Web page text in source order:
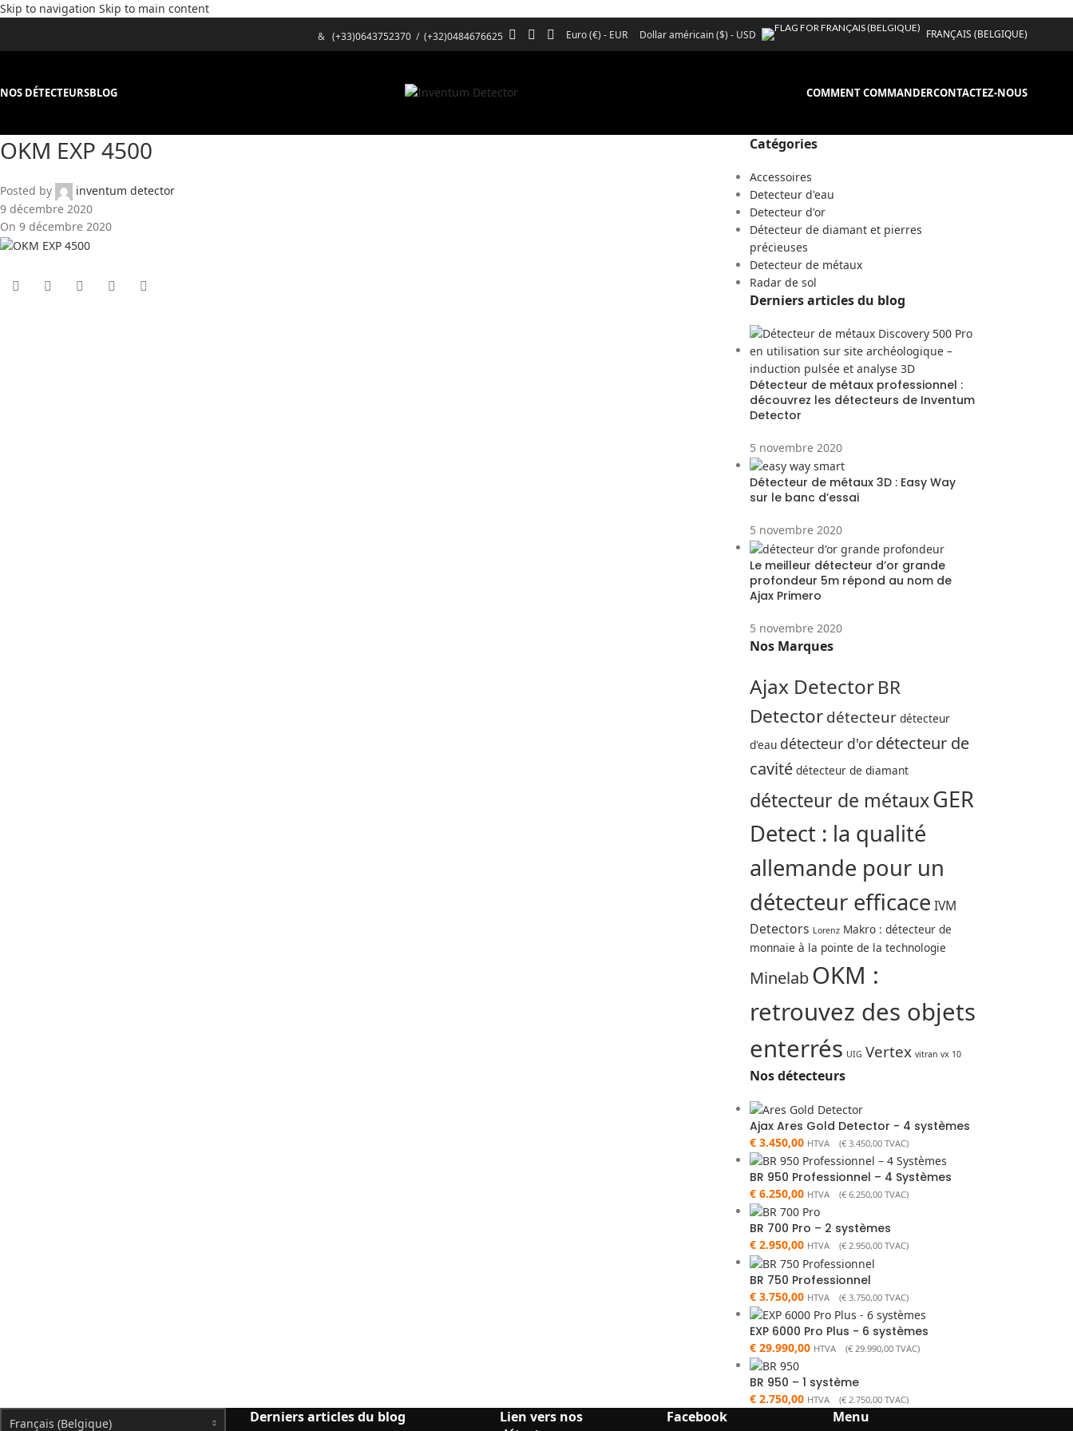
Skip to navigation Skip to main content
& (+33)0643752370/ (+32)0484676625 Euro (€) - EUR Dollar américain ($) - USD FRANÇAIS (BELGIQUE)
NOS DÉTECTEURSBLOG COMMENT COMMANDERCONTACTEZ-NOUS
OKM EXP 4500
Posted by
inventum detector
9 décembre 2020
On 9 décembre 2020
Catégories
Accessoires
Detecteur d'eau
Detecteur d'or
Détecteur de diamant et pierres
précieuses
Detecteur de métaux
Radar de sol
Derniers articles du blog
Détecteur de métaux professionnel :
découvrez les détecteurs de Inventum
Detector
5 novembre 2020
Détecteur de métaux 3D : Easy Way
sur le banc d’essai
5 novembre 2020
Le meilleur détecteur d’or grande
profondeur 5m répond au nom de
Ajax Primero
5 novembre 2020
Nos Marques
Ajax DetectorBR
Detectordétecteur détecteur
d'eau détecteur d'or détecteur de
cavité détecteur de diamant
détecteur de métauxGER
Detect : la qualité
allemande pour un
détecteur efficace IVM
Detectors Lorenz Makro : détecteur de
monnaie à la pointe de la technologie
MinelabOKM :
retrouvez des objets
enterrés UIG Vertex vitran vx 10
Nos détecteurs
Ajax Ares Gold Detector - 4 systèmes
€3.450,00 HTVA (€3.450,00TVAC)
BR 950 Professionnel – 4 Systèmes
€6.250,00 HTVA (€6.250,00TVAC)
BR 700 Pro – 2 systèmes
€2.950,00 HTVA (€2.950,00TVAC)
BR 750 Professionnel
€3.750,00 HTVA (€3.750,00TVAC)
EXP 6000 Pro Plus - 6 systèmes
€29.990,00 HTVA (€29.990,00TVAC)
BR 950 – 1 système
€2.750,00 HTVA (€2.750,00TVAC)
Français (Belgique) Derniers articles du blog
Lien vers nos
Facebook Menu